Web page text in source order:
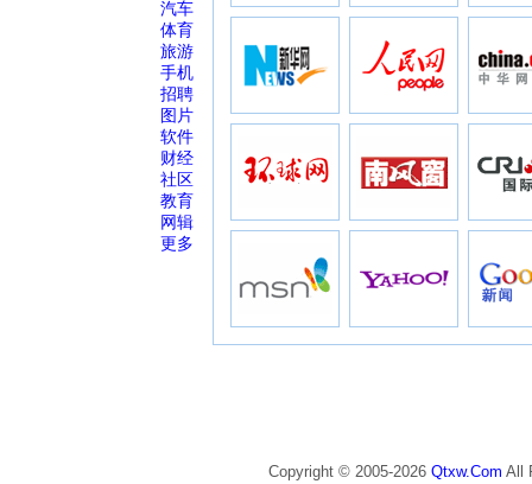
汽车
体育
旅游
手机
招聘
图片
软件
财经
社区
教育
网辑
更多
Copyright © 2005-2026 Qtxw.Com All